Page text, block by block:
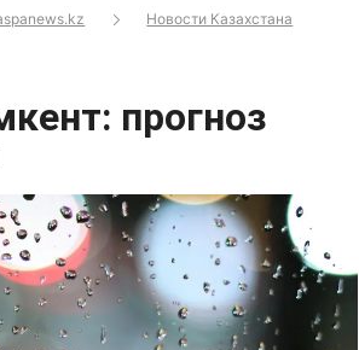
Новости Казахстана
прогноз